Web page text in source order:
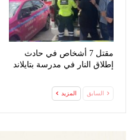
مقتل 7 أشخاص في حادث
إطلاق النار في مدرسة بتايلاند
السابق المزيد